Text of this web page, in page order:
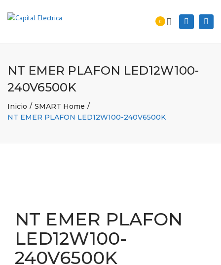
0 Search
NT EMER PLAFON LED12W100-
240V6500K
Inicio
SMART Home
NT EMER PLAFON LED12W100-240V6500K
NT EMER PLAFON
LED12W100-
240V6500K